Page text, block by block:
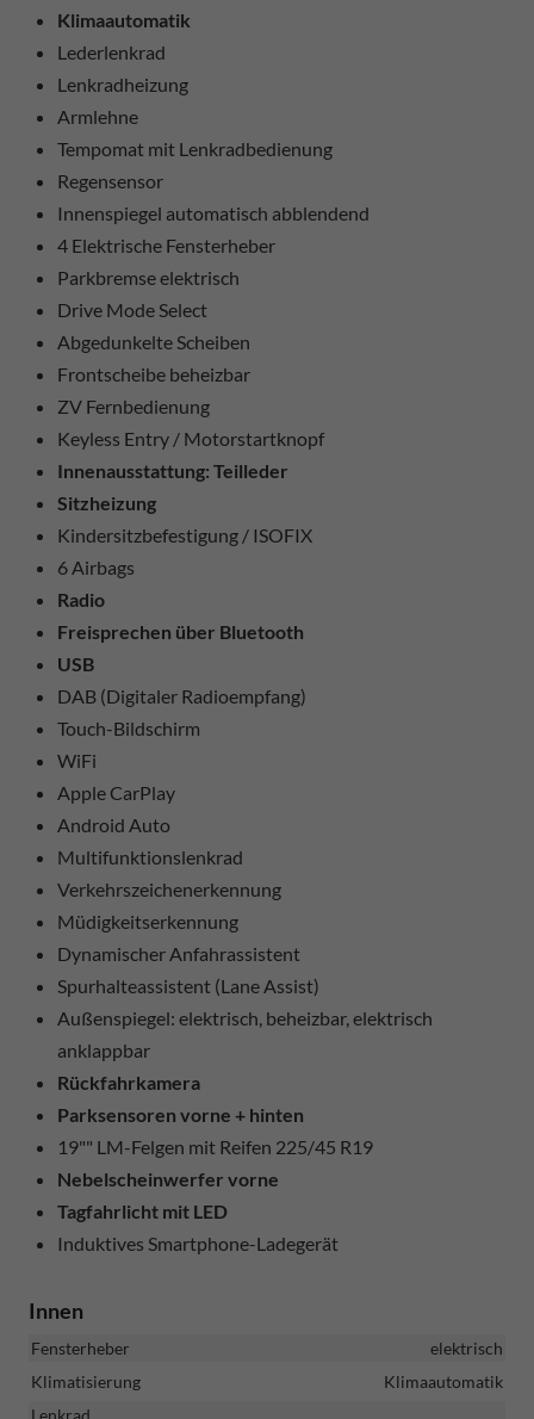
Klimaautomatik
Lederlenkrad
Lenkradheizung
Armlehne
Tempomat mit Lenkradbedienung
Regensensor
Innenspiegel automatisch abblendend
4 Elektrische Fensterheber
Parkbremse elektrisch
Drive Mode Select
Abgedunkelte Scheiben
Frontscheibe beheizbar
ZV Fernbedienung
Keyless Entry / Motorstartknopf
Innenausstattung: Teilleder
Sitzheizung
Kindersitzbefestigung / ISOFIX
6 Airbags
Radio
Freisprechen über Bluetooth
USB
DAB (Digitaler Radioempfang)
Touch-Bildschirm
WiFi
Apple CarPlay
Android Auto
Multifunktionslenkrad
Verkehrszeichenerkennung
Müdigkeitserkennung
Dynamischer Anfahrassistent
Spurhalteassistent (Lane Assist)
Außenspiegel: elektrisch, beheizbar, elektrisch
anklappbar
Rückfahrkamera
Parksensoren vorne + hinten
19"" LM-Felgen mit Reifen 225/45 R19
Nebelscheinwerfer vorne
Tagfahrlicht mit LED
Induktives Smartphone-Ladegerät
Innen
Fensterheber
elektrisch
Klimatisierung
Klimaautomatik
Lenkrad